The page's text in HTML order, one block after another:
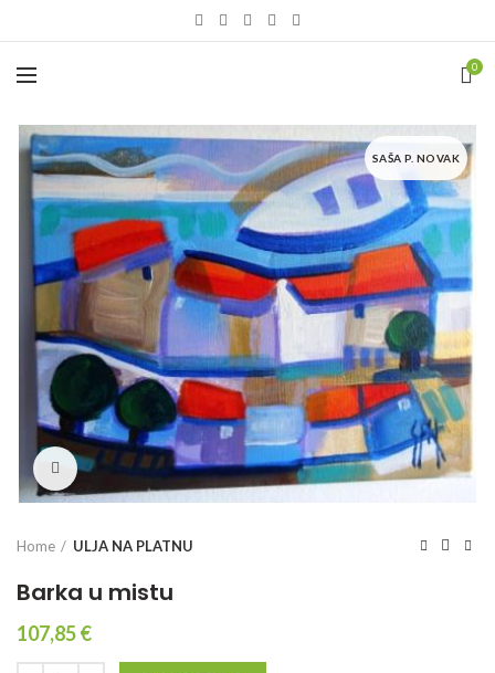
0
SAŠA P. NOVAK
Click to enlarge
Home ULJA NA PLATNU
Barka u mistu
107,85€